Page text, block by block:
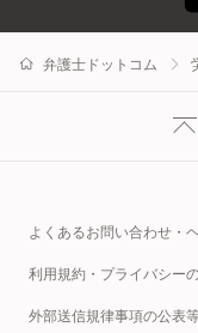
弁護士ドットコム
よくあるお問い合わせ・
利用規約・プライバシー
外部送信規律事項の公表